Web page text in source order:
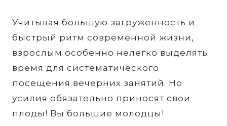
Учитывая большую загруженность и
быстрый ритм современной жизни,
взрослым особенно нелегко выделять
время для систематического
посещения вечерних занятий. Но
усилия обязательно приносят свои
плоды! Вы большие молодцы!